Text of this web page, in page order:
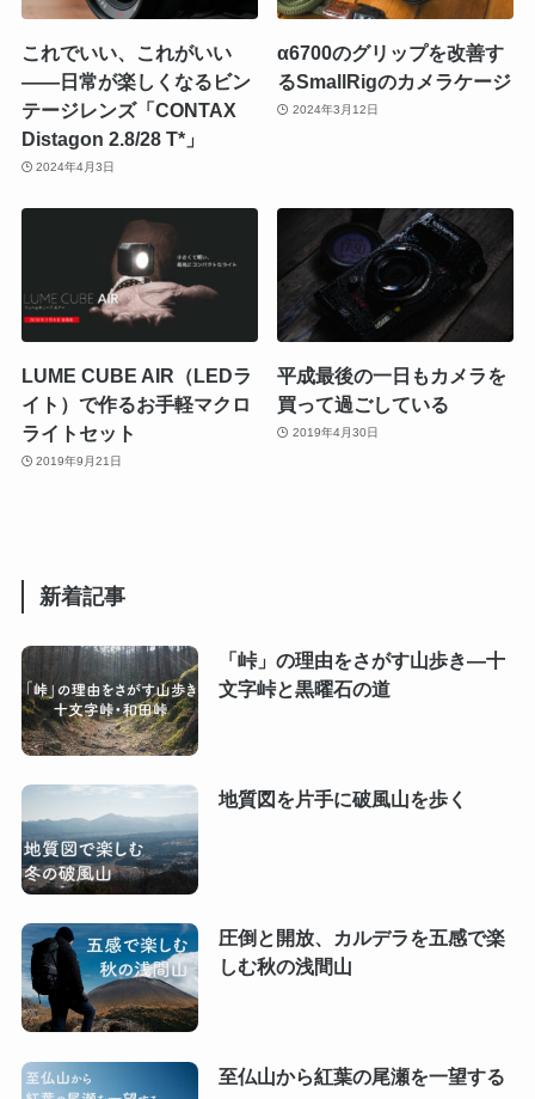
これでいい、これがいい
――日常が楽しくなるビン
テージレンズ「CONTAX
Distagon 2.8/28 T*」
2024年4月3日
α6700のグリップを改善す
るSmallRigのカメラケージ
2024年3月12日
LUME CUBE AIR（LEDラ
イト）で作るお手軽マクロ
ライトセット
2019年9月21日
平成最後の一日もカメラを
買って過ごしている
2019年4月30日
新着記事
「峠」の理由をさがす山歩き―十
文字峠と黒曜石の道
地質図を片手に破風山を歩く
圧倒と開放、カルデラを五感で楽
しむ秋の浅間山
至仏山から紅葉の尾瀬を一望する